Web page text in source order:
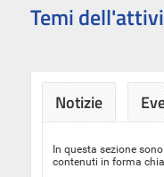
Temi
Notizie
In questa sezione
contenuti in forma